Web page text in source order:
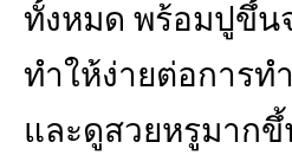
ทั้งหมด พร้อมปูขึ้น
ทำให้ง่ายต่อการท
และดูสวยหรูมาก